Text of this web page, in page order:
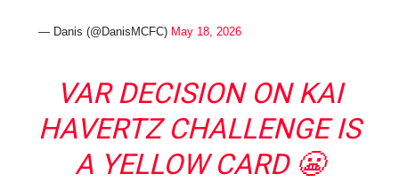
— Danis (@DanisMCFC) May 18, 2026
VAR DECISION ON KAI
HAVERTZ CHALLENGE IS
A YELLOW CARD 😬